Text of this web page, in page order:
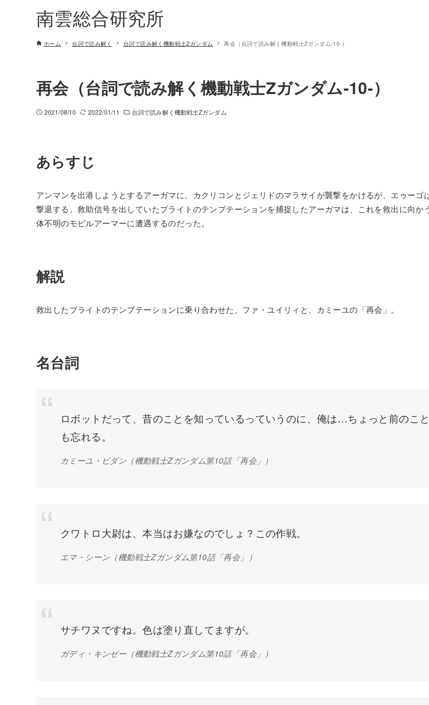
南雲総合研究所
ホーム 台詞で読み解く 台詞で読み解く機動戦士Zガンダム 再会（台詞で読み解く機動戦士Zガンダム-10-）
再会（台詞で読み解く機動戦士Zガンダム-10-）
2021/08/10 2022/01/11 台詞で読み解く機動戦士Zガンダム
あらすじ
アンマンを出港しようとするアーガマに、カクリコンとジェリドのマラサイが襲撃をかけるが、エゥーゴ
撃退する。救助信号を出していたブライトのテンプテーションを捕捉したアーガマは、これを救出に向か
体不明のモビルアーマーに遭遇するのだった。
解説
救出したブライトのテンプテーションに乗り合わせた、ファ・ユイリィと、カミーユの「再会」。
名台詞
ロボットだって、昔のことを知っているっていうのに、俺は…ちょっと前のこと
も忘れる。
カミーユ・ビダン（機動戦士Zガンダム第10話「再会」）
クワトロ大尉は、本当はお嫌なのでしょ？この作戦。
エマ・シーン （機動戦士Zガンダム第10話「再会」）
サチワヌですね。色は塗り直してますが。
ガディ・キンゼー（機動戦士Zガンダム第10話「再会」）